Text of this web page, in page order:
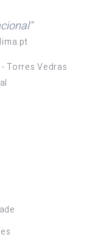
Torres Vedras